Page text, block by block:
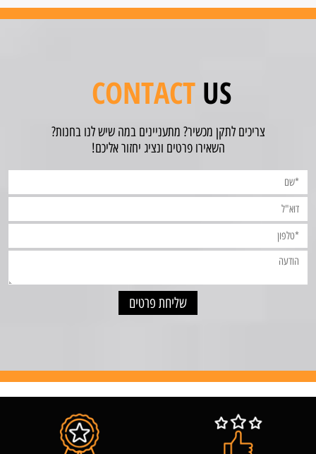
CONTACT US
צריכים לתקן מכשיר? מתעניינים במה שיש לנו בחנות?
השאירו פרטים ונציג יחזור אליכם!